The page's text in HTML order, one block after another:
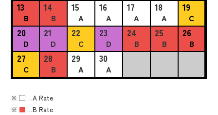
13
B
14
B
15
A
16
A
17
A
18
A
19
C
20
D
21
D
22
C
23
D
24
B
25
B
26
B
27
C
28
B
29
A
30
A
※■ …A Rate
※ ■ …B Rate